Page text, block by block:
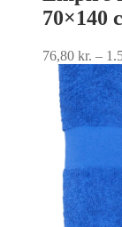
70×140
76,80 kr. –